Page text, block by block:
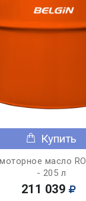
Купить
масло
- 205 л
211 039